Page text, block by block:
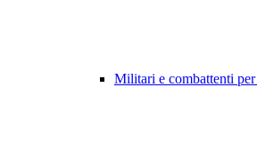
Militari e combattenti